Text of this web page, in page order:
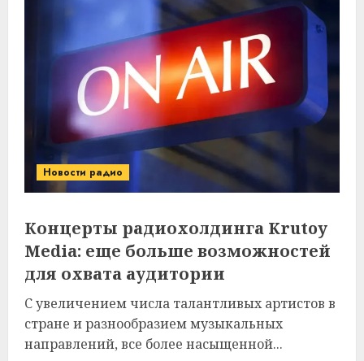
Новости радио
Концерты радиохолдинга Krutoy
Media: еще больше возможностей
для охвата аудитории
С увеличением числа талантливых артистов в
стране и разнообразием музыкальных
направлений, все более насыщенной...